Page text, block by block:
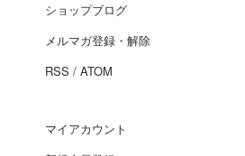
ショップブログ
メルマガ登録・解除
RSS / ATOM
マイアカウント